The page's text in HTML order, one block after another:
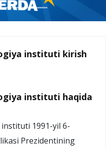
instituti kirish
instituti haqida
1991-yil 6-
Prezidentining